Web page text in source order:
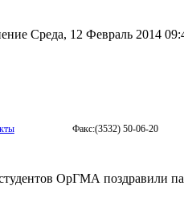
Среда, 12 Февраль 2014
Факс:(3532) 50-06-20
ОрГМА поздравили